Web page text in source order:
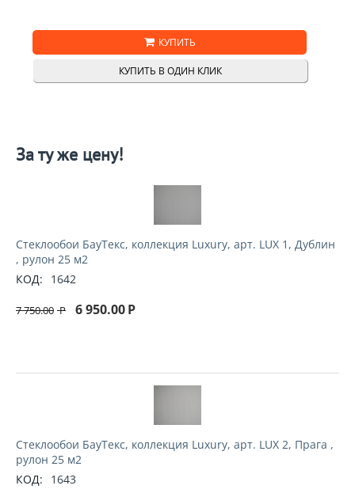
КУПИТЬ
КУПИТЬ В ОДИН КЛИК
За ту же цену!
Стеклообои БауТекс, коллекция Luxury, арт. LUX 1, Дублин
, рулон 25 м2
КОД:
1642
7 750.00 Р 6 950.00Р
Стеклообои БауТекс, коллекция Luxury, арт. LUX 2, Прага ,
рулон 25 м2
КОД:
1643